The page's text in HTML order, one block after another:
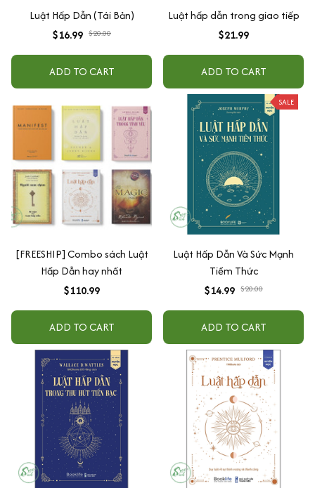
Luật Hấp Dẫn (Tái Bản)
$16.99 $20.00
ADD TO CART
Luật hấp dẫn trong giao tiếp
$21.99
ADD TO CART
[FREESHIP] Combo sách Luật
Hấp Dẫn hay nhất
$110.99
ADD TO CART
SALE
Luật Hấp Dẫn Và Sức Mạnh
Tiềm Thức
$14.99 $20.00
ADD TO CART